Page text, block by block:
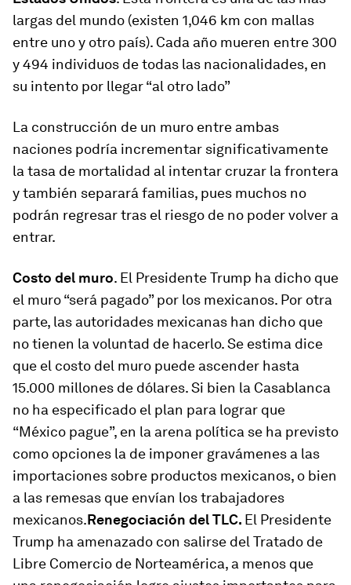
largas del mundo (existen 1,046 km con mallas
entre uno y otro país). Cada año mueren entre 300
y 494 individuos de todas las nacionalidades, en
su intento por llegar “al otro lado”
La construcción de un muro entre ambas
naciones podría incrementar significativamente
la tasa de mortalidad al intentar cruzar la frontera
y también separará familias, pues muchos no
podrán regresar tras el riesgo de no poder volver a
entrar.
Costo del muro. El Presidente Trump ha dicho que
el muro “será pagado” por los mexicanos. Por otra
parte, las autoridades mexicanas han dicho que
no tienen la voluntad de hacerlo. Se estima dice
que el costo del muro puede ascender hasta
15.000 millones de dólares. Si bien la Casablanca
no ha especificado el plan para lograr que
“México pague”, en la arena política se ha previsto
como opciones la de imponer gravámenes a las
importaciones sobre productos mexicanos, o bien
a las remesas que envían los trabajadores
mexicanos.Renegociación del TLC. El Presidente
Trump ha amenazado con salirse del Tratado de
Libre Comercio de Norteamérica, a menos que